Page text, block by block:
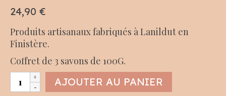
24,90 €
Produits artisanaux fabriqués à Lanildut en
Finistère.
Coffret de 3 savons de 100G.
quantité
de
AJOUTER AU PANIER